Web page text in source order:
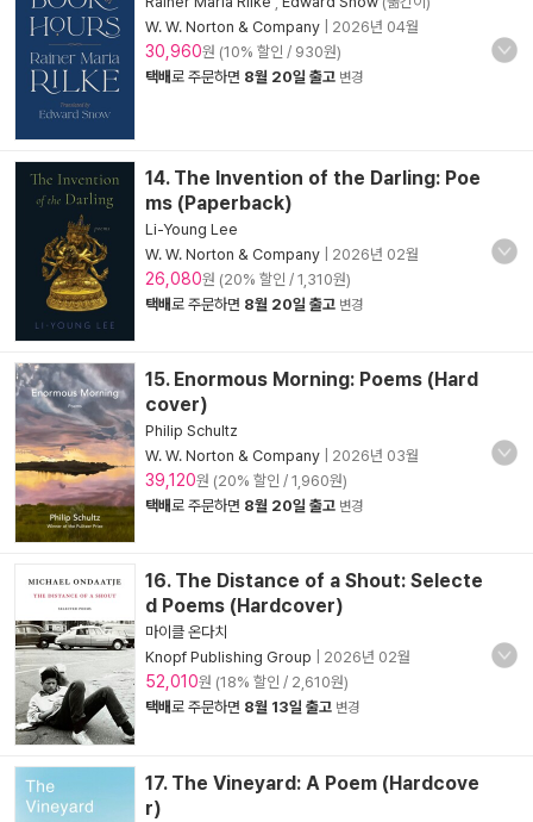
W. W. Norton & Company
2026년 04월
30,960원 (10% 할인 / 930원)
택배로 주문하면 8월 20일 출고 변경
14. The Invention of the Darling: Poe
ms (Paperback)
Li-Young Lee
W. W. Norton & Company
2026년 02월
26,080원 (20% 할인 / 1,310원)
택배로 주문하면 8월 20일 출고 변경
15. Enormous Morning: Poems (Hard
cover)
Philip Schultz
W. W. Norton & Company
2026년 03월
39,120원 (20% 할인 / 1,960원)
택배로 주문하면 8월 20일 출고 변경
16. The Distance of a Shout: Selecte
d Poems (Hardcover)
마이클 온다치
Knopf Publishing Group
2026년 02월
52,010원 (18% 할인 / 2,610원)
택배로 주문하면 8월 13일 출고 변경
17. The Vineyard: A Poem (Hardcove
r)